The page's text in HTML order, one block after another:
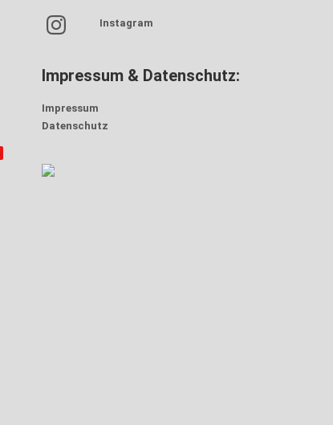
Instagram
Impressum & Datenschutz:
Impressum
Datenschutz